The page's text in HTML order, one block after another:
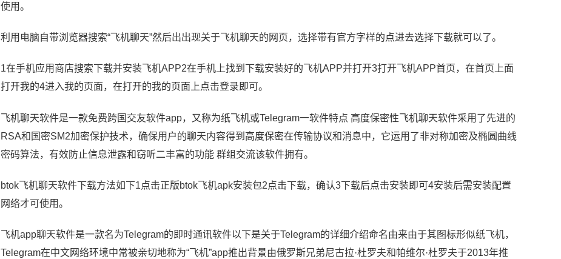
使用。
利用电脑自带浏览器搜索“飞机聊天”然后出出现关于飞机聊天的网页，选择带有官方字样的点进去选择下载就可以了。
1在手机应用商店搜索下载并安装飞机APP2在手机上找到下载安装好的飞机APP并打开3打开飞机APP首页，在首页上面
打开我的4进入我的页面，在打开的我的页面上点击登录即可。
飞机聊天软件是一款免费跨国交友软件app，又称为纸飞机或Telegram一软件特点 高度保密性飞机聊天软件采用了先进的
RSA和国密SM2加密保护技术，确保用户的聊天内容得到高度保密在传输协议和消息中，它运用了非对称加密及椭圆曲线
密码算法，有效防止信息泄露和窃听二丰富的功能 群组交流该软件拥有。
btok飞机聊天软件下载方法如下1点击正版btok飞机apk安装包2点击下载，确认3下载后点击安装即可4安装后需安装配置
网络才可使用。
飞机app聊天软件是一款名为Telegram的即时通讯软件以下是关于Telegram的详细介绍命名由来由于其图标形似纸飞机，
Telegram在中文网络环境中常被亲切地称为“飞机”app推出背景由俄罗斯兄弟尼古拉·杜罗夫和帕维尔·杜罗夫于2013年推